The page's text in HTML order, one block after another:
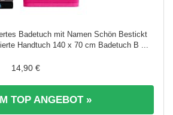
Badetuch mit Namen Schön Bestickt
Handtuch 140 x 70 cm Badetuch B ...
14,90 €
TOP ANGEBOT »